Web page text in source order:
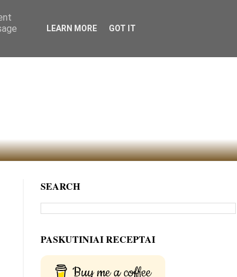
SEARCH
PASKUTINIAI RECEPTAI
Buy me a coffee
LEARN MORE GOT IT